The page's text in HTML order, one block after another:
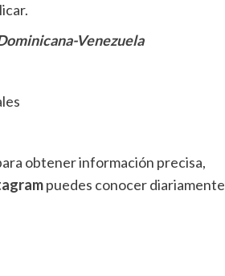
Venezuela
obtener información precisa,
puedes conocer diariamente